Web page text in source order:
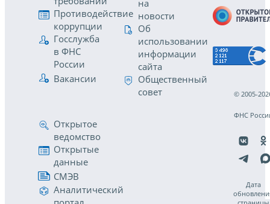
Противодействие
коррупции
Госслужба
в ФНС
России
Вакансии
на
новости
Об
использовании
информации
сайта
Общественный
совет
Открытое
ведомство
Открытые
данные
СМЭВ
Аналитический
© 2005-
ФНС
Дата